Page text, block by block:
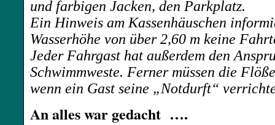
und farbigen Jacken, den Parkplatz.
Ein Hinweis am Kassenhäuschen
Wasserhöhe von über 2,60 m keine
Jeder Fahrgast hat außerdem den
Schwimmweste. Ferner müssen die
wenn ein Gast seine „Notdurft“
An alles war gedacht ….